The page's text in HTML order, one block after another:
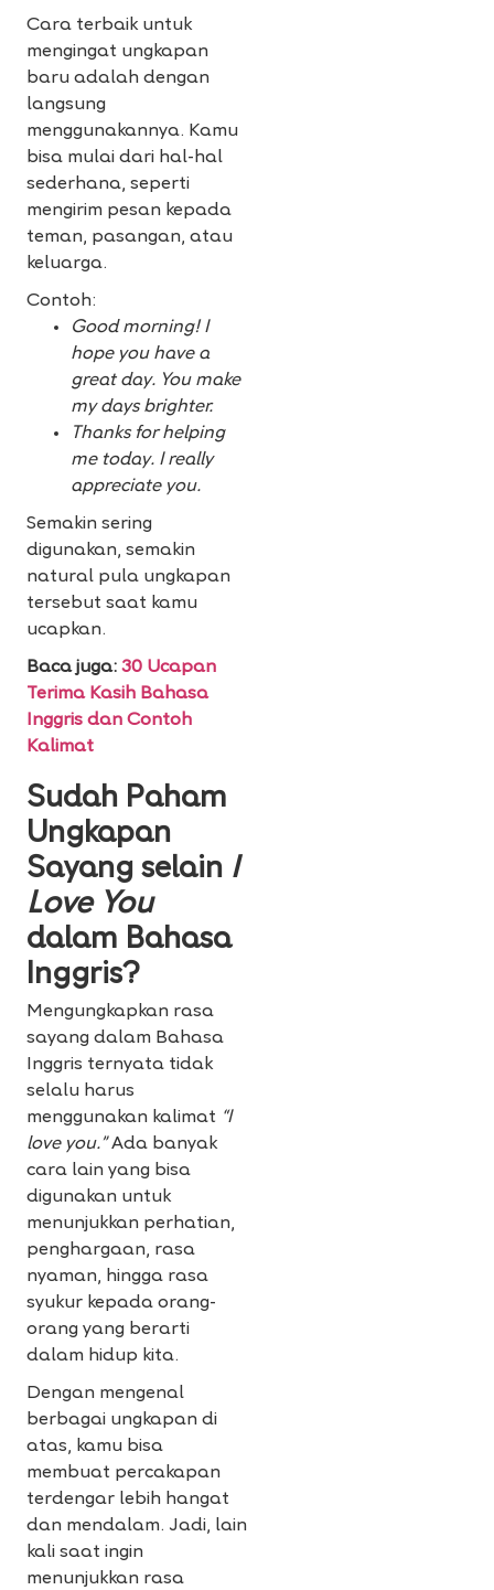
Cara terbaik untuk
mengingat ungkapan
baru adalah dengan
langsung
menggunakannya. Kamu
bisa mulai dari hal-hal
sederhana, seperti
mengirim pesan kepada
teman, pasangan, atau
keluarga.
Contoh:
Good morning! I
hope you have a
great day. You make
my days brighter.
Thanks for helping
me today. I really
appreciate you.
Semakin sering
digunakan, semakin
natural pula ungkapan
tersebut saat kamu
ucapkan.
Baca juga: 30 Ucapan
Terima Kasih Bahasa
Inggris dan Contoh
Kalimat
Sudah Paham
Ungkapan
Sayang selain I
Love You
dalam Bahasa
Inggris?
Mengungkapkan rasa
sayang dalam Bahasa
Inggris ternyata tidak
selalu harus
menggunakan kalimat “I
love you.”Ada banyak
cara lain yang bisa
digunakan untuk
menunjukkan perhatian,
penghargaan, rasa
nyaman, hingga rasa
syukur kepada orang-
orang yang berarti
dalam hidup kita.
Dengan mengenal
berbagai ungkapan di
atas, kamu bisa
membuat percakapan
terdengar lebih hangat
dan mendalam. Jadi, lain
kali saat ingin
menunjukkan rasa